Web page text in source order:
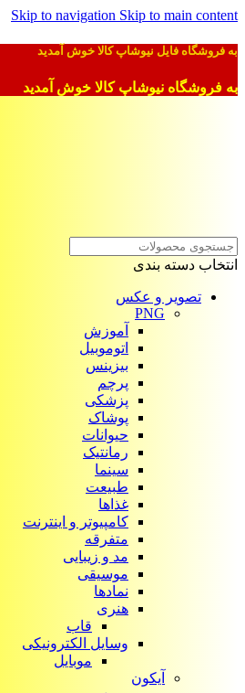
Skip to navigation Skip to main content
به فروشگاه فایل نیوشاپ کالا خوش آمدید
به فروشگاه نیوشاپ کالا خوش آمدید
انتخاب دسته بندی
تصویر و عکس
PNG
آموزش
اتوموبیل
بیزینس
پرچم
پزشکی
پوشاک
حیوانات
رمانتیک
سینما
طبیعت
غذاها
کامپیوتر و اینترنت
متفرقه
مد و زیبایی
موسیقی
نمادها
هنری
قاب
وسایل الکترونیکی
موبایل
آیکون‌